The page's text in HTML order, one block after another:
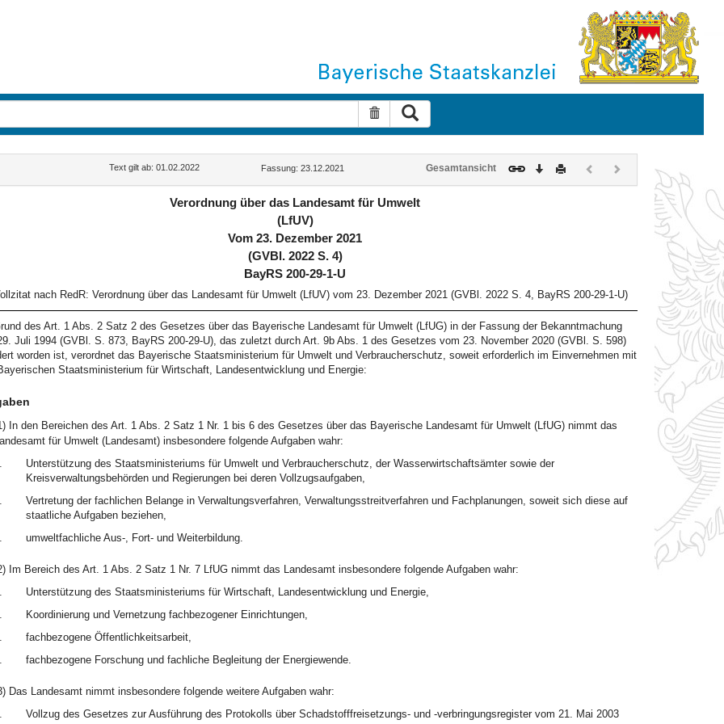
Suche zurücksetzen
Text gilt ab: 01.02.2022 Fassung: 23.12.2021 Gesamtansicht Download
DruckenVorherigesNächstes
Dokument
(inaktiv)
Verordnung über das Landesamt für Umwelt
(LfUV)
Vom 23. Dezember 2021
(GVBl. 2022 S. 4)
BayRS 200-29-1-U
nach RedR: Verordnung über das Landesamt für Umwelt (LfUV) vom 23. Dezember 2021 (GVBl. 2022 S. 4, BayRS 200-29-1-U)
des Art. 1 Abs. 2 Satz 2 des Gesetzes über das Bayerische Landesamt für Umwelt (LfUG) in der Fassung der Bekanntmachung
Juli 1994 (GVBl. S. 873, BayRS 200-29-U), das zuletzt durch Art. 9b Abs. 1 des Gesetzes vom 23. November 2020 (GVBl. S. 598)
worden ist, verordnet das Bayerische Staatsministerium für Umwelt und Verbraucherschutz, soweit erforderlich im Einvernehmen mit
Staatsministerium für Wirtschaft, Landesentwicklung und Energie:
In den Bereichen des Art. 1 Abs. 2 Satz 1 Nr. 1 bis 6 des Gesetzes über das Bayerische Landesamt für Umwelt (LfUG) nimmt das
für Umwelt (Landesamt) insbesondere folgende Aufgaben wahr:
Unterstützung des Staatsministeriums für Umwelt und Verbraucherschutz, der Wasserwirtschaftsämter sowie der
Kreisverwaltungsbehörden und Regierungen bei deren Vollzugsaufgaben,
Vertretung der fachlichen Belange in Verwaltungsverfahren, Verwaltungsstreitverfahren und Fachplanungen, soweit sich diese auf
staatliche Aufgaben beziehen,
umweltfachliche Aus-, Fort- und Weiterbildung.
Im Bereich des Art. 1 Abs. 2 Satz 1 Nr. 7 LfUG nimmt das Landesamt insbesondere folgende Aufgaben wahr:
Unterstützung des Staatsministeriums für Wirtschaft, Landesentwicklung und Energie,
Koordinierung und Vernetzung fachbezogener Einrichtungen,
fachbezogene Öffentlichkeitsarbeit,
fachbezogene Forschung und fachliche Begleitung der Energiewende.
Das Landesamt nimmt insbesondere folgende weitere Aufgaben wahr:
Vollzug des Gesetzes zur Ausführung des Protokolls über Schadstofffreisetzungs- und -verbringungsregister vom 21. Mai 2003